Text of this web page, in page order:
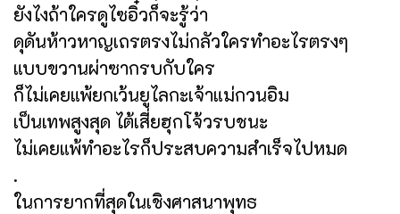
ยังไงถ้าใครดูไซอิ๋วก็จะรู้ว่า
ดุดันห้าวหาญเถรตรงไม่กลัวใครทำอะไรตรงๆ
แบบขวานผ่าซากรบกับใคร
ก็ไม่เคยแพ้ยกเว้นยูไลกะเจ้าแม่กวนอิม
เป็นเทพสูงสุด ไต้เสี่ยฮุกโจ้วรบชนะ
ไม่เคยแพ้ทำอะไรก็ประสบความสำเร็จไปหมด
.
ในการยากที่สุดในเชิงศาสนาพุทธ